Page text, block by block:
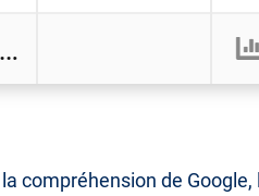
compréhension de